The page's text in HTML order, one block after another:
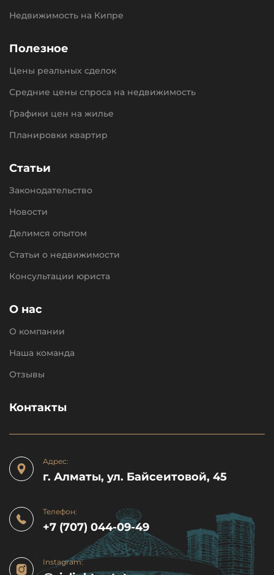
Недвижимость на Кипре
Полезное
Цены реальных сделок
Средние цены спроса на недвижимость
Графики цен на жилье
Планировки квартир
Статьи
Законодательство
Новости
Делимся опытом
Статьи о недвижимости
Консультации юриста
О нас
О компании
Наша команда
Отзывы
Контакты
Адрес:
г. Алматы, ул. Байсеитовой, 45
Телефон:
+7 (707) 044-09-49
Instagram: